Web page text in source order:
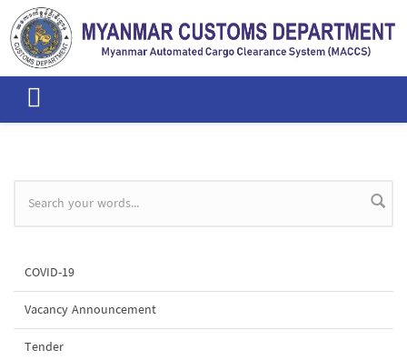
Skip to main content
Search form
COVID-19
Vacancy Announcement
Tender